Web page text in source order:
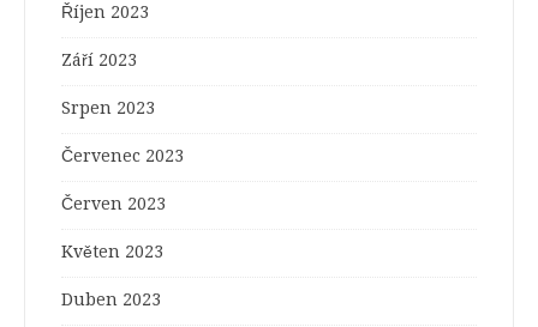
Říjen 2023
Září 2023
Srpen 2023
Červenec 2023
Červen 2023
Květen 2023
Duben 2023